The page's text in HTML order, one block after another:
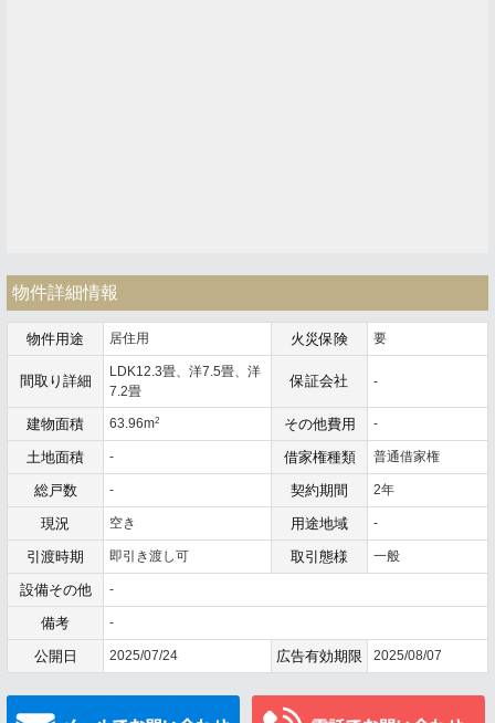
物件詳細情報
物件用途 居住用 火災保険 要
間取り詳細
LDK12.3畳、洋7.5畳、洋
7.2畳
保証会社 -
建物面積 63.96m2 その他費用 -
土地面積 - 借家権種類 普通借家権
総戸数 - 契約期間 2年
現況 空き 用途地域 -
引渡時期 即引き渡し可 取引態様 一般
設備その他 -
備考 -
公開日 2025/07/24 広告有効期限 2025/08/07
メールでお問い合わせ